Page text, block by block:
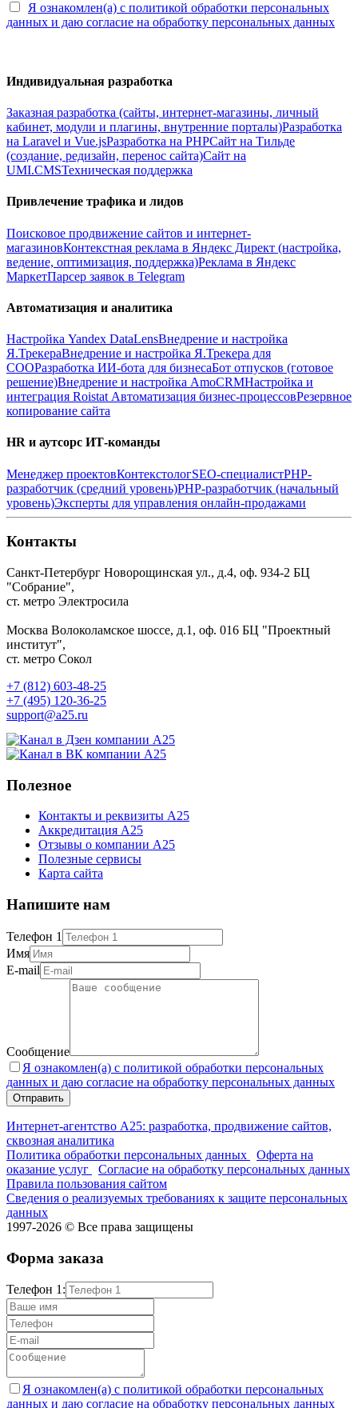
Я ознакомлен(а) с политикой обработки персональных
данных и даю согласие на обработку персональных данных
Индивидуальная разработка
Заказная разработка (сайты, интернет-магазины, личный
кабинет, модули и плагины, внутренние порталы)Разработка
на Laravel и Vue.jsРазработка на PHPСайт на Тильде
(создание, редизайн, перенос сайта)Сайт на
UMI.CMSТехническая поддержка
Привлечение трафика и лидов
Поисковое продвижение сайтов и интернет-
магазиновКонтекстная реклама в Яндекс Директ (настройка,
ведение, оптимизация, поддержка)Реклама в Яндекс
МаркетПарсер заявок в Telegram
Автоматизация и аналитика
Настройка Yandex DataLensВнедрение и настройка
Я.ТрекераВнедрение и настройка Я.Трекера для
СООРазработка ИИ-бота для бизнесаБот отпусков (готовое
решение)Внедрение и настройка AmoCRMНастройка и
интеграция Roistat Автоматизация бизнес-процессовРезервное
копирование сайта
HR и аутсорс ИТ-команды
Менеджер проектовКонтекстологSEO-специалистPHP-
разработчик (средний уровень)PHP-разработчик (начальный
уровень)Эксперты для управления онлайн-продажами
Контакты
Санкт-Петербург Новорощинская ул., д.4, оф. 934-2 БЦ
"Собрание",
ст. метро Электросила
Москва Волоколамское шоссе, д.1, оф. 016 БЦ "Проектный
институт",
ст. метро Сокол
+7 (812) 603-48-25
+7 (495) 120-36-25
support@a25.ru
Полезное
Контакты и реквизиты А25
Аккредитация А25
Отзывы о компании А25
Полезные сервисы
Карта сайта
Напишите нам
Телефон 1
Имя
E-mail
Сообщение
Я ознакомлен(а) с политикой обработки персональных
данных и даю согласие на обработку персональных данных
Интернет-агентство А25: разработка, продвижение сайтов,
сквозная аналитика
Политика обработки персональных данных
Оферта на
оказание услуг
Согласие на обработку персональных данных
Правила пользования сайтом
Сведения о реализуемых требованиях к защите персональных
данных
1997-2026 © Все права защищены
Форма заказа
Телефон 1:
Я ознакомлен(а) с политикой обработки персональных
данных и даю согласие на обработку персональных данных